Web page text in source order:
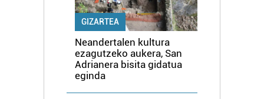
GIZARTEA
Neandertalen kultura
ezagutzeko aukera, San
Adrianera bisita gidatua
eginda